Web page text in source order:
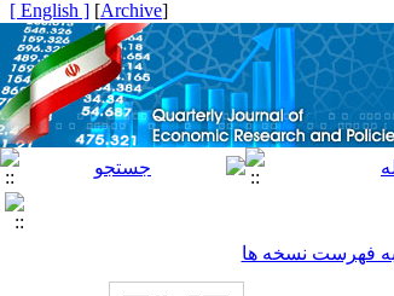
[
Archive
]
[ English ]
فهرست نسخه ها